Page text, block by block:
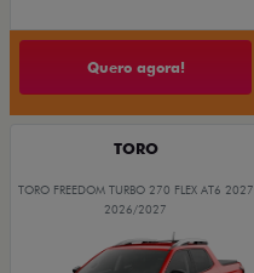
Quero agora!
TORO
TORO FREEDOM TURBO 270 FLEX AT6 2027
2026/2027